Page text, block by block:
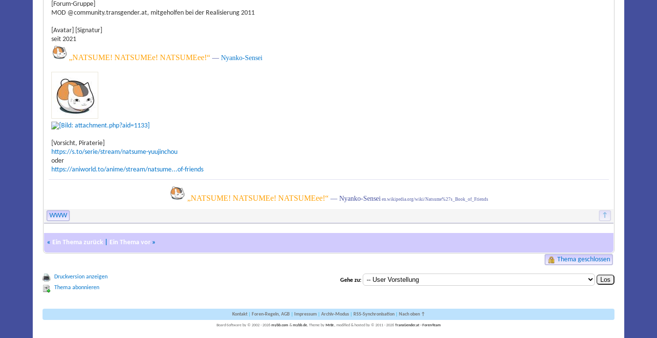
[Forum-Gruppe]
MOD @community.transgender.at, mitgeholfen bei der Realisierung 2011
[Avatar] [Signatur]
seit 2021
„NATSUME! NATSUMEe! NATSUMEee!“ — Nyanko-Sensei
[Vorsicht, Piraterie]
https://s.to/serie/stream/natsume-yuujinchou
oder
https://aniworld.to/anime/stream/natsume...of-friends
„NATSUME! NATSUMEe! NATSUMEee!“ — Nyanko-Senseien.wikipedia.org/wiki/Natsume%27s_Book_of_Friends
WWW ↑
« Ein Thema zurück Ein Thema vor»
Thema geschlossen
Druckversion anzeigen
Thema abonnieren
Gehe zu:
Kontakt| Foren-Regeln, AGB| Impressum| Archiv-Modus| RSS-Synchronisation| Nach oben ↑
Board-Software by © 2002 - 2026 mybb.com & mybb.de, Theme by MrBr., modified & hosted by © 2011 - 2026 TransGender.at - Foren-Team